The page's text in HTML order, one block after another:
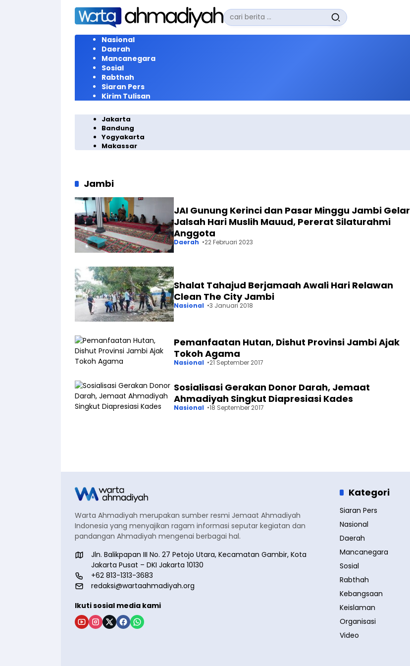
Langsung
konten
Pencarian
untuk:
Nasional
Daerah
Mancanegara
Sosial
Rabthah
Siaran Pers
Kirim Tulisan
Jakarta
Bandung
Yogyakarta
Makassar
Jambi
JAI Gunung Kerinci dan Pasar Minggu Jambi Gelar
Jalsah Hari Muslih Mauud, Pererat Silaturahmi
Anggota
Daerah 22 Februari 2023
Shalat Tahajud Berjamaah Awali Hari Relawan
Clean The City Jambi
Nasional 3 Januari 2018
Pemanfaatan Hutan, Dishut Provinsi Jambi Ajak
Tokoh Agama
Nasional 21 September 2017
Sosialisasi Gerakan Donor Darah, Jemaat
Ahmadiyah Singkut Diapresiasi Kades
Nasional 18 September 2017
Warta Ahmadiyah merupakan sumber resmi Jemaat Ahmadiyah
Indonesia yang menyajikan ragam informasi seputar kegiatan dan
pandangan Ahmadiyah mengenai berbagai hal.
Jln. Balikpapan III No. 27 Petojo Utara, Kecamatan Gambir, Kota
Jakarta Pusat – DKI Jakarta 10130
+62 813-1313-3683
redaksi@wartaahmadiyah.org
Ikuti sosial media kami
Kategori
Siaran Pers
Nasional
Daerah
Mancanegara
Sosial
Rabthah
Kebangsaan
Keislaman
Organisasi
Video